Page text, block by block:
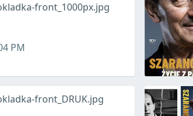
front_1000px.jpg
PM
front_DRUK.jpg